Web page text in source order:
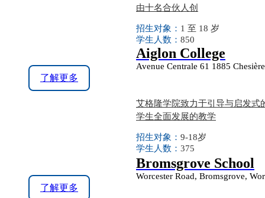
由十名合伙人创
招生对象： 1 至 18 岁
学生人数： 850
了解更多
Aiglon College
Avenue Centrale 61 1885
艾格隆学院致力于引导与启发式
学生全面发展的教学
招生对象： 9-18岁
学生人数： 375
了解更多
Bromsgrove School
Worcester Road, Bromsgrove,